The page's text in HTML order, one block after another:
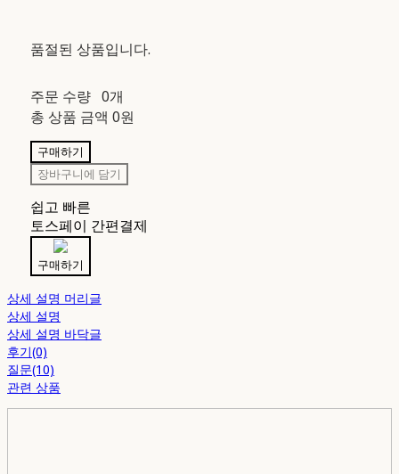
품절된 상품입니다.
주문 수량 0개
총 상품 금액 0원
구매하기
장바구니에 담기
쉽고 빠른
토스페이 간편결제
구매하기
상세 설명 머리글
상세 설명
상세 설명 바닥글
후기(0)
질문(10)
관련 상품